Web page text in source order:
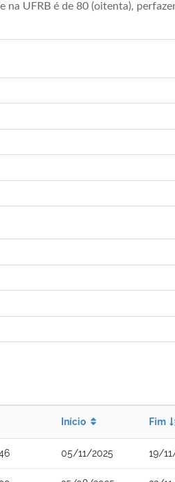
UFRB é de 80 (oitenta),
Início Fim
05/11/2025 19/